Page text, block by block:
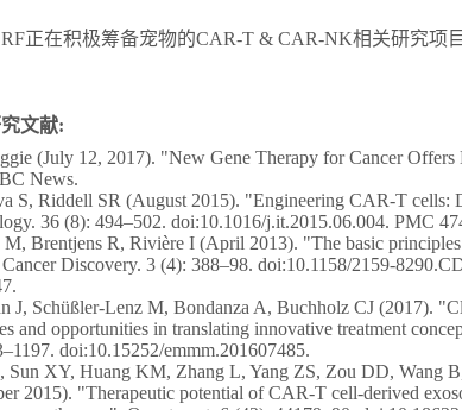
正在积极筹备宠物的CAR-T & CAR-NK相关研究项
文献:
(July 12, 2017). "New Gene Therapy for Cancer
News.
S, Riddell SR (August 2015). "Engineering CAR-T cells:
36 (8): 494–502. doi:10.1016/j.it.2015.06.004. PMC
M, Brentjens R, Rivière I (April 2013). "The basic
Discovery. 3 (4): 388–98. doi:10.1158/2159-
J, Schüßler-Lenz M, Bondanza A, Buchholz CJ (2017).
and opportunities in translating innovative treatment
doi:10.15252/emmm.201607485.
Sun XY, Huang KM, Zhang L, Yang ZS, Zou DD, Wang
2015). "Therapeutic potential of CAR-T cell-derived